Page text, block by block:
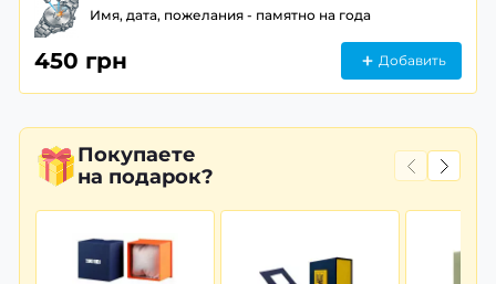
Имя, дата, пожелания - памятно на года
450 грн Добавить
Покупаете
на подарок?